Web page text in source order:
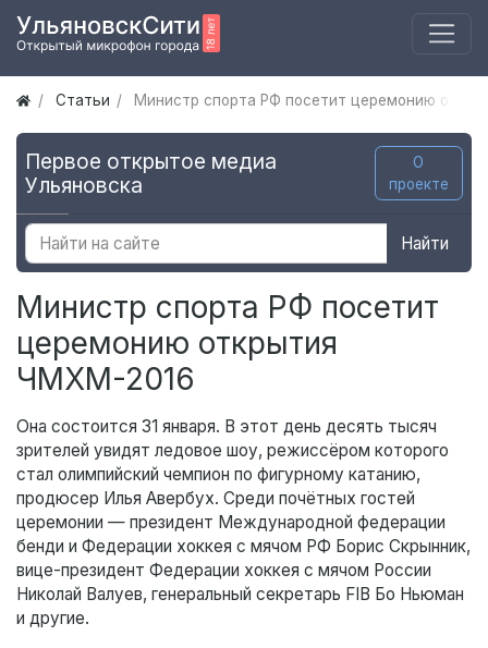
Статьи Министр спорта РФ посетит церемонию
Первое открытое медиа
Ульяновска
О
проекте
Найти
Министр спорта РФ посетит
церемонию открытия
ЧМХМ-2016
Она состоится 31 января. В этот день десять тысяч
зрителей увидят ледовое шоу, режиссёром которого
стал олимпийский чемпион по фигурному катанию,
продюсер Илья Авербух. Среди почётных гостей
церемонии — президент Международной федерации
бенди и Федерации хоккея с мячом РФ Борис Скрынник,
вице-президент Федерации хоккея с мячом России
Николай Валуев, генеральный секретарь FIB Бо Ньюман
и другие.